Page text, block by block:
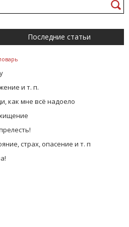
Последние статьи
и т. п.
как мне всё надоело
страх, опасение и т. п